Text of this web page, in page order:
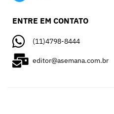
ENTRE EM CONTATO
(11)4798-8444
editor@asemana.com.br